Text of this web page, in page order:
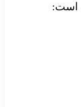
است: